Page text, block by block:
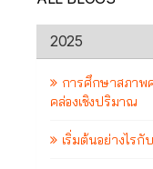
2025
การศึกษาสภาพ
คล่องเชิงปริมาณ
เริ่มต้นอย่างไรกั